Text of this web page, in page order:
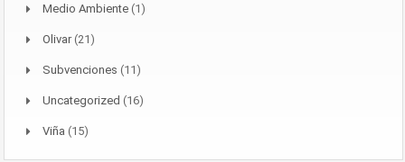
Medio Ambiente (1)
Olivar(21)
Subvenciones (11)
Uncategorized (16)
Viña (15)